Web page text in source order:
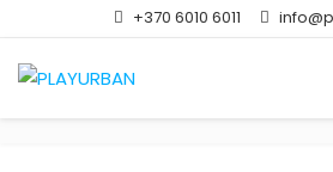
+370 6010 6011